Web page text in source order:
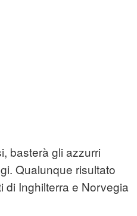
basterà gli azzurri
Qualunque risultato
di Inghilterra e Norvegia